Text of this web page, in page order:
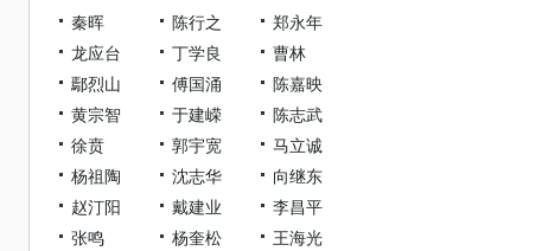
秦晖 陈行之
郑永年
龙应台
丁学良
曹林
鄢烈山
傅国涌
陈嘉映
黄宗智
于建嵘
陈志武
徐贲
郭宇宽
马立诚
杨祖陶
沈志华
向继东
赵汀阳
戴建业
李昌平
张鸣
杨奎松
王海光